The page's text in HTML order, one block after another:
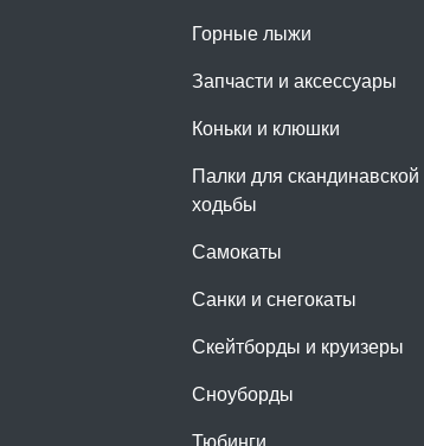
Горные лыжи
Запчасти и аксессуары
Коньки и клюшки
Палки для скандинавской
ходьбы
Самокаты
Санки и снегокаты
Скейтборды и круизеры
Сноуборды